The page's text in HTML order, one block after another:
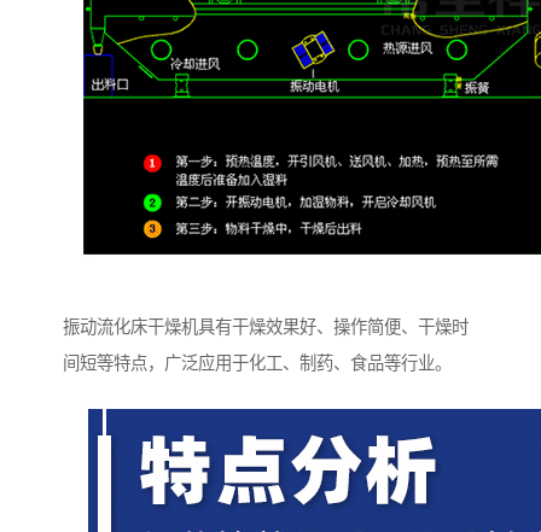
振动流化床干燥机具有干燥效果好、操作简便、干燥时
间短等特点，广泛应用于化工、制药、食品等行业。